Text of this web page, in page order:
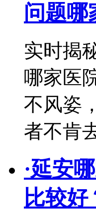
问题哪
实时揭
哪家医
不风姿
者不肯
·延安
比较好